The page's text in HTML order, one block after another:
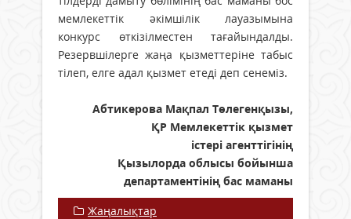
мемлекеттік әкімшілік лауазымына
конкурс өткізілместен тағайындалды.
Резервшілерге жаңа қызметтеріне табыс
тілеп, елге адал қызмет етеді деп сенеміз.
Абтикерова Мақпал Төлегенқызы,
ҚР Мемлекеттік қызмет
істері агенттігінің
Қызылорда облысы бойынша
департаментінің бас маманы
Жаңалықтар